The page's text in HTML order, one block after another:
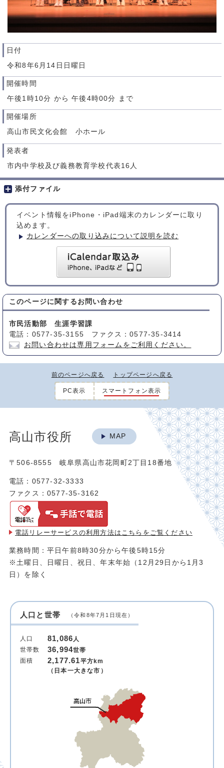
日付
令和8年6月14日日曜日
開催時間
午後1時10分 から 午後4時00分 まで
開催場所
高山市民文化会館 小ホール
発表者
市内中学校及び義務教育学校代表16人
添付ファイル
イベント情報をiPhone・iPad端末のカレンダーに取り
込めます。
カレンダーへの取り込みについて説明を読む
このページに関する お問い合わせ
市民活動部 生涯学習課
電話：0577-35-3155 ファクス：0577-35-3414
お問い合わせは専用フォームをご利用ください。
前のページへ戻る トップページへ戻る
PC表示 スマートフォン表示
高山市役所 MAP
〒506-8555 岐阜県高山市花岡町2丁目18番地
電話：0577-32-3333
ファクス：0577-35-3162
電話リレーサービスの利用方法は こちらをご覧ください
業務時間：平日午前8時30分から午後5時15分
※土曜日、日曜日、祝日、年末年始（12月29日から1月3
日）を除く
人口と世帯 （令和8年7月1日現在）
人口 81,086 人
世帯数
36,994世帯
面積
2,177.61平方km
（日本一大きな市）